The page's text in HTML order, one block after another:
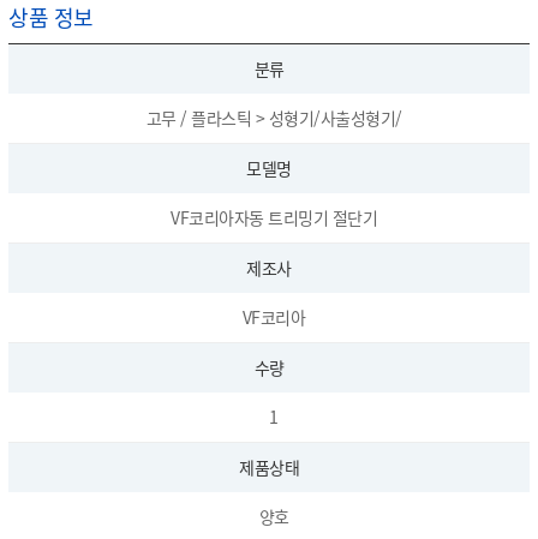
상품 정보
분류
고무 / 플라스틱 > 성형기/사출성형기/
모델명
VF코리아자동 트리밍기 절단기
제조사
VF코리아
수량
1
제품상태
양호